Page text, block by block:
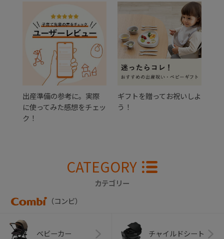
出産準備の参考に。実際
に使ってみた感想をチェッ
ク！
ギフトを贈ってお祝いしよ
う！
CATEGORY
カテゴリー
（コンビ）
ベビーカー チャイルドシート